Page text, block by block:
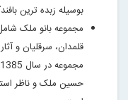
بوسیله زبده ترین
مجموعه بانو ملک
حسین ملک و ناظر